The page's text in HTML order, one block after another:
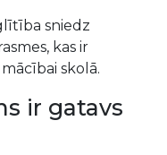
sniedz
kas ir
skolā.
ir gatavs